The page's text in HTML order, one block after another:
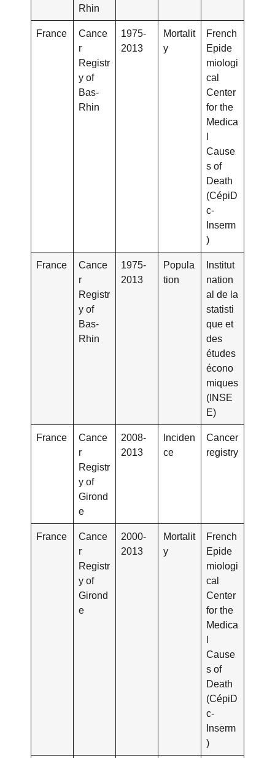
Rhin
France
Cance
r
Registr
y of
Bas-
Rhin
1975-
2013
Mortalit
y
French
Epide
miologi
cal
Center
for the
Medica
Cause
s of
Death
(CépiD
c-
Inserm
)
France
Cance
r
Registr
y of
Bas-
Rhin
1975-
2013
Popula
tion
Institut
nation
al de la
statisti
que et
des
études
écono
miques
(INSE
E)
France
Cance
r
Registr
y of
Girond
e
2008-
2013
Inciden
ce
Cancer
registry
France
Cance
r
Registr
y of
Girond
e
2000-
2013
Mortalit
y
French
Epide
miologi
cal
Center
for the
Medica
Cause
s of
Death
(CépiD
c-
Inserm
)